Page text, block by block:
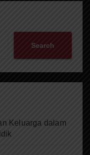
Search
Keluarga dalam